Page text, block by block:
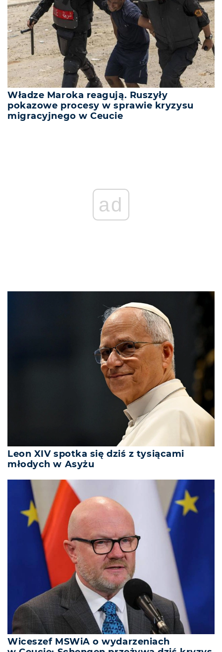
Władze Maroka reagują. Ruszyły
pokazowe procesy w sprawie kryzysu
migracyjnego w Ceucie
ad
Leon XIV spotka się dziś z tysiącami
młodych w Asyżu
Wiceszef MSWiA o wydarzeniach